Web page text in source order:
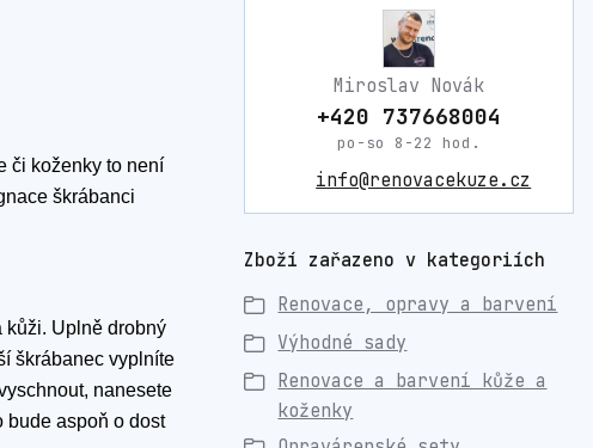
či koženky to není
škrábanci
kůži. Uplně drobný
škrábanec vyplníte
nanesete
bude aspoň o dost
Miroslav Novák
+420 737668004
po-so 8-22 hod.
info@renovacekuze.cz
Zboží zařazeno v kategoriích
Renovace, opravy a barvení
Výhodné sady
Renovace a barvení kůže a
koženky